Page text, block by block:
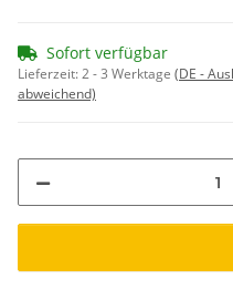
Sofort verfügbar
Lieferzeit:2 - 3 Werktage (DE -
abweichend)